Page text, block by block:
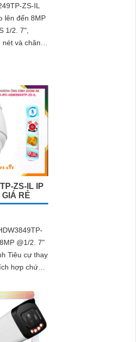
ZS-IL
lên đến 8MP
1/2. 7",
nét và chân
ZS-IL IP
RẺ
@1/2. 7"
Tiêu cự thay
hợp chức